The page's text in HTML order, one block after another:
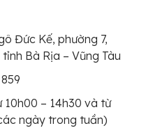
Đức Kế, phường 7,
Bà Rịa – Vũng Tàu
10h00 – 14h30 và từ
ngày trong tuần)